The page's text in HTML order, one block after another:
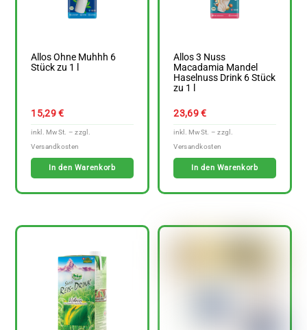
Allos Ohne Muhhh 6
Stück zu 1 l
15,29€
In den Warenkorb
Allos 3 Nuss
Macadamia Mandel
Haselnuss Drink 6 Stück
zu 1 l
23,69€
In den Warenkorb